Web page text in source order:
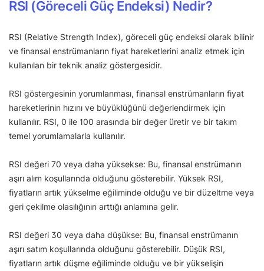
RSI (Göreceli Güç Endeksi) Nedir?
RSI (Relative Strength Index), göreceli güç endeksi olarak bilinir
ve finansal enstrümanların fiyat hareketlerini analiz etmek için
kullanılan bir teknik analiz göstergesidir.
RSI göstergesinin yorumlanması, finansal enstrümanların fiyat
hareketlerinin hızını ve büyüklüğünü değerlendirmek için
kullanılır. RSI, 0 ile 100 arasında bir değer üretir ve bir takım
temel yorumlamalarla kullanılır.
RSI değeri 70 veya daha yüksekse: Bu, finansal enstrümanın
aşırı alım koşullarında olduğunu gösterebilir. Yüksek RSI,
fiyatların artık yükselme eğiliminde olduğu ve bir düzeltme veya
geri çekilme olasılığının arttığı anlamına gelir.
RSI değeri 30 veya daha düşükse: Bu, finansal enstrümanın
aşırı satım koşullarında olduğunu gösterebilir. Düşük RSI,
fiyatların artık düşme eğiliminde olduğu ve bir yükselişin